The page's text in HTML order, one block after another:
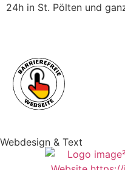
24h in St. Pölten und
Webdesign & Text